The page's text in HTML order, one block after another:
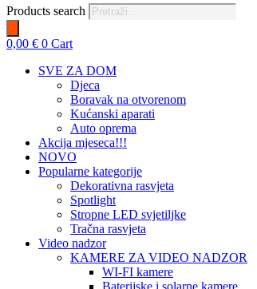
Products search
0,00 € 0 Cart
SVE ZA DOM
Djeca
Boravak na otvorenom
Kućanski aparati
Auto oprema
Akcija mjeseca!!!
NOVO
Popularne kategorije
Dekorativna rasvjeta
Spotlight
Stropne LED svjetiljke
Tračna rasvjeta
Video nadzor
KAMERE ZA VIDEO NADZOR
WI-FI kamere
Baterijske i solarne kamere